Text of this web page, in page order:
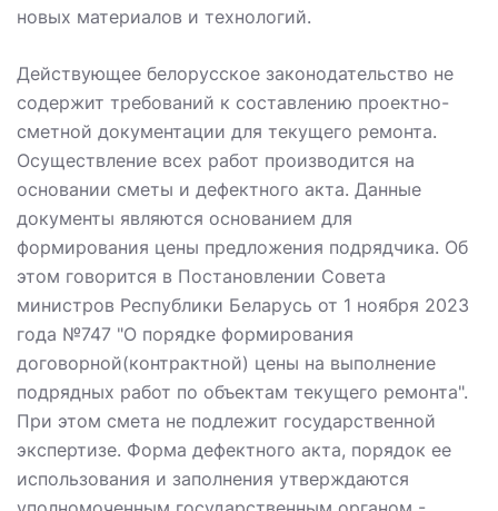
новых материалов и технологий.
Действующее белорусское законодательство не
содержит требований к составлению проектно-
сметной документации для текущего ремонта.
Осуществление всех работ производится на
основании сметы и дефектного акта. Данные
документы являются основанием для
формирования цены предложения подрядчика. Об
этом говорится в Постановлении Совета
министров Республики Беларусь от 1 ноября 2023
года №747 "О порядке формирования
договорной(контрактной) цены на выполнение
подрядных работ по объектам текущего ремонта".
При этом смета не подлежит государственной
экспертизе. Форма дефектного акта, порядок ее
использования и заполнения утверждаются